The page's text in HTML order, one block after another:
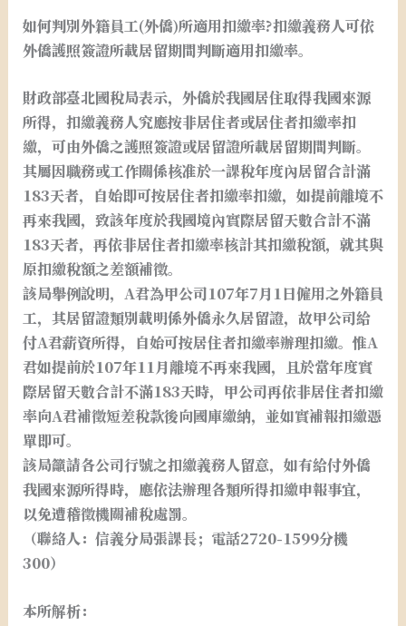
如何判別外籍員工(外僑)所適用扣繳率?扣繳義務人可依
外僑護照簽證所載居留期間判斷適用扣繳率。
財政部臺北國稅局表示，外僑於我國居住取得我國來源
所得，扣繳義務人究應按非居住者或居住者扣繳率扣
繳，可由外僑之護照簽證或居留證所載居留期間判斷。
其屬因職務或工作關係核准於一課稅年度內居留合計滿
183天者，自始即可按居住者扣繳率扣繳，如提前離境不
再來我國，致該年度於我國境內實際居留天數合計不滿
183天者，再依非居住者扣繳率核計其扣繳稅額，就其與
原扣繳稅額之差額補徵。
該局舉例說明，A君為甲公司107年7月1日僱用之外籍員
工，其居留證類別載明係外僑永久居留證，故甲公司給
付A君薪資所得，自始可按居住者扣繳率辦理扣繳。惟A
君如提前於107年11月離境不再來我國，且於當年度實
際居留天數合計不滿183天時，甲公司再依非居住者扣繳
率向A君補徵短差稅款後向國庫繳納，並如實補報扣繳憑
單即可。
該局籲請各公司行號之扣繳義務人留意，如有給付外僑
我國來源所得時，應依法辦理各類所得扣繳申報事宜，
以免遭稽徵機關補稅處罰。
（聯絡人：信義分局張課長；電話2720-1599分機
300）
本所解析：